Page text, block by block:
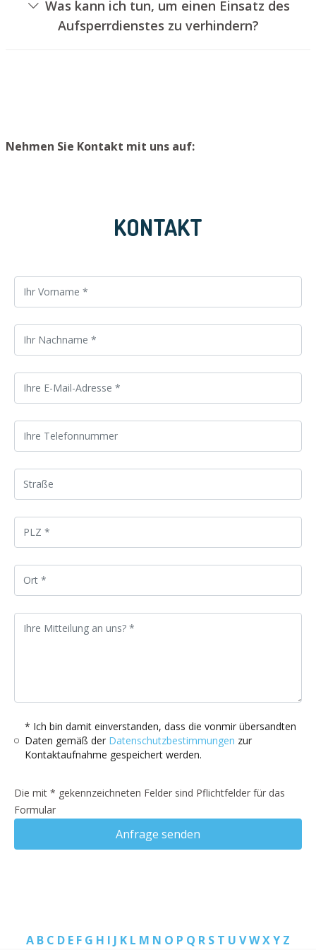
ohne das Türschloss aufzubohren. Wir setzen Ihnen
jedoch einen neuen Türzylinder ein, sodass die Tür
Was kann ich tun, um einen Einsatz des
Aufsperrdienstes zu verhindern?
Nehmen Sie Kontakt mit uns auf:
KONTAKT
* Ich bin damit einverstanden, dass die vonmir übersandten
Daten gemäß der Datenschutzbestimmungen zur
Kontaktaufnahme gespeichert werden.
Die mit * gekennzeichneten Felder sind Pflichtfelder für das
Formular
Anfrage senden
A B C D E F G H I J K L M N O P Q R S T U VWXY Z